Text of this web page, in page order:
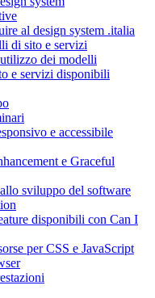
al design system .italia
di sito e servizi
dei modelli
e servizi disponibili
e accessibile
e Graceful
sviluppo del software
disponibili con Can I
per CSS e JavaScript